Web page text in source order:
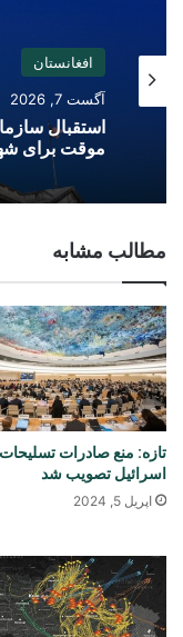
افغانستان
آگست 7, 2026
استقبال
موقت برای
مطالب مشابه
تازه: منع صادرات
اسرائیل تصویب شد
اپریل 5, 2024